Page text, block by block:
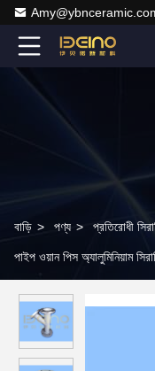
বাড়ি > পণ্য > প্রতিরোধী
পাইপ ওয়ান পিস অ্যালুমিনিয়াম